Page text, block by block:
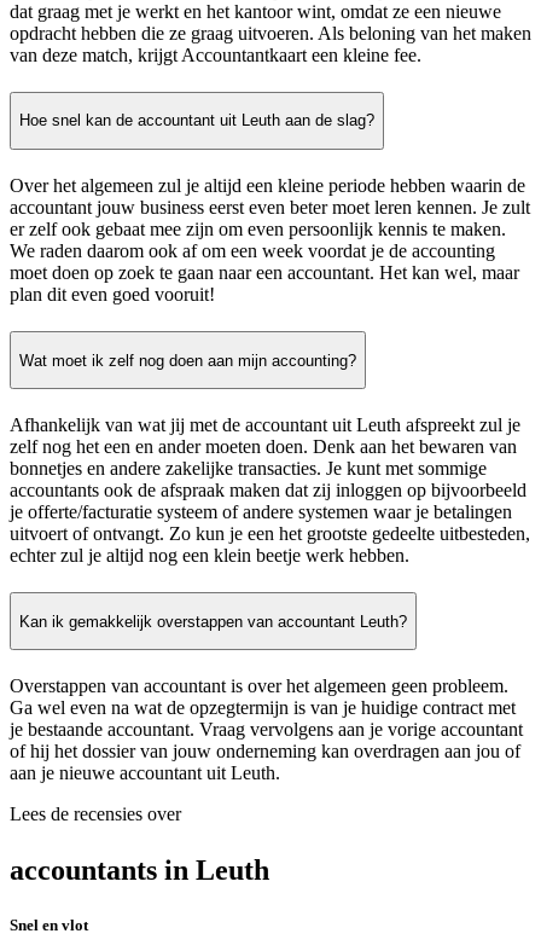
dat graag met je werkt en het kantoor wint, omdat ze een nieuwe
opdracht hebben die ze graag uitvoeren. Als beloning van het maken
van deze match, krijgt Accountantkaart een kleine fee.
Hoe snel kan de accountant uit Leuth aan de slag?
Over het algemeen zul je altijd een kleine periode hebben waarin de
accountant jouw business eerst even beter moet leren kennen. Je zult
er zelf ook gebaat mee zijn om even persoonlijk kennis te maken.
We raden daarom ook af om een week voordat je de accounting
moet doen op zoek te gaan naar een accountant. Het kan wel, maar
plan dit even goed vooruit!
Wat moet ik zelf nog doen aan mijn accounting?
Afhankelijk van wat jij met de accountant uit Leuth afspreekt zul je
zelf nog het een en ander moeten doen. Denk aan het bewaren van
bonnetjes en andere zakelijke transacties. Je kunt met sommige
accountants ook de afspraak maken dat zij inloggen op bijvoorbeeld
je offerte/facturatie systeem of andere systemen waar je betalingen
uitvoert of ontvangt. Zo kun je een het grootste gedeelte uitbesteden,
echter zul je altijd nog een klein beetje werk hebben.
Kan ik gemakkelijk overstappen van accountant Leuth?
Overstappen van accountant is over het algemeen geen probleem.
Ga wel even na wat de opzegtermijn is van je huidige contract met
je bestaande accountant. Vraag vervolgens aan je vorige accountant
of hij het dossier van jouw onderneming kan overdragen aan jou of
aan je nieuwe accountant uit Leuth.
Lees de recensies over
accountants in Leuth
Snel en vlot